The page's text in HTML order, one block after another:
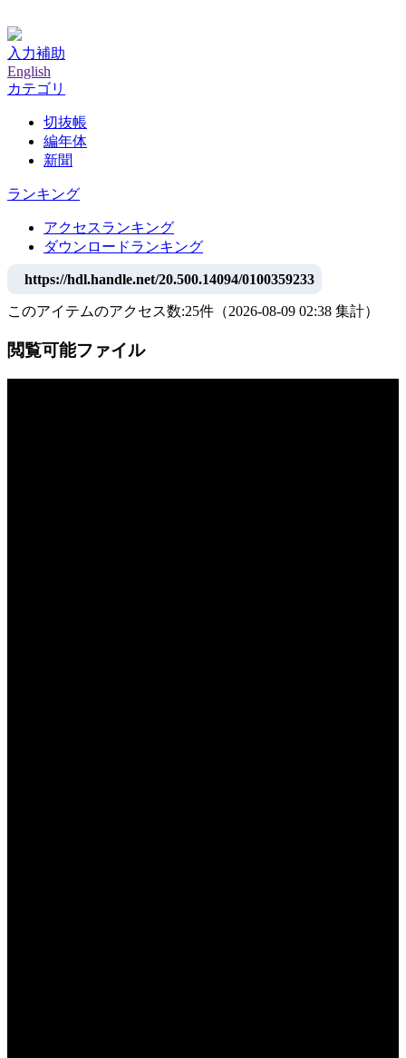
入力補助
English
カテゴリ
切抜帳
編年体
新聞
ランキング
アクセスランキング
ダウンロードランキング
https://hdl.handle.net/20.500.14094/0100359233
このアイテムのアクセス数:25件 （2026-08-09 02:38 集計）
閲覧可能ファイル